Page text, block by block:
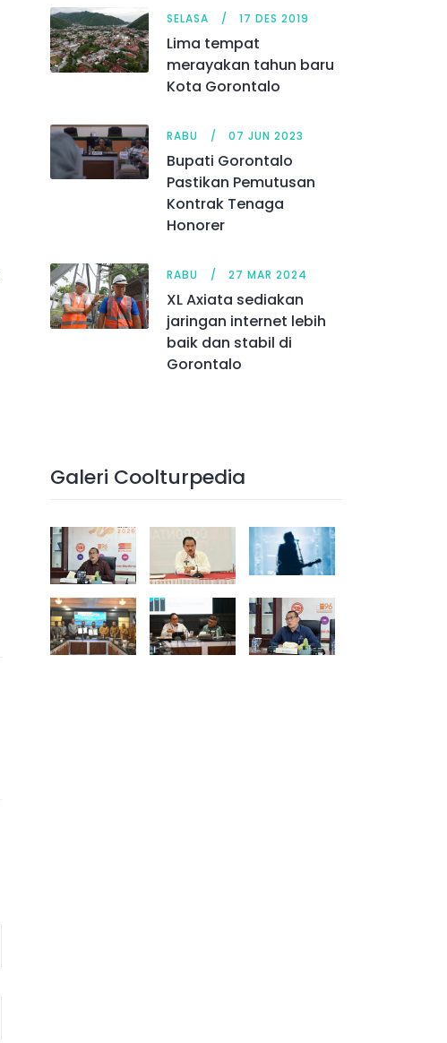
SELASA 17 DES 2019
Lima tempat
merayakan tahun baru
Kota Gorontalo
RABU 07 JUN 2023
Bupati Gorontalo
Pastikan Pemutusan
Kontrak Tenaga
Honorer
RABU 27 MAR 2024
XL Axiata sediakan
jaringan internet lebih
baik dan stabil di
Gorontalo
Galeri Coolturpedia